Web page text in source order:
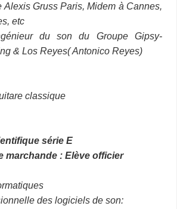
Alexis Gruss Paris, Midem à Cannes,
etc
du son du Groupe Gipsy-
& Los Reyes( Antonico Reyes)
classique
sérieE
marchande : Elève officier
des logiciels de son: